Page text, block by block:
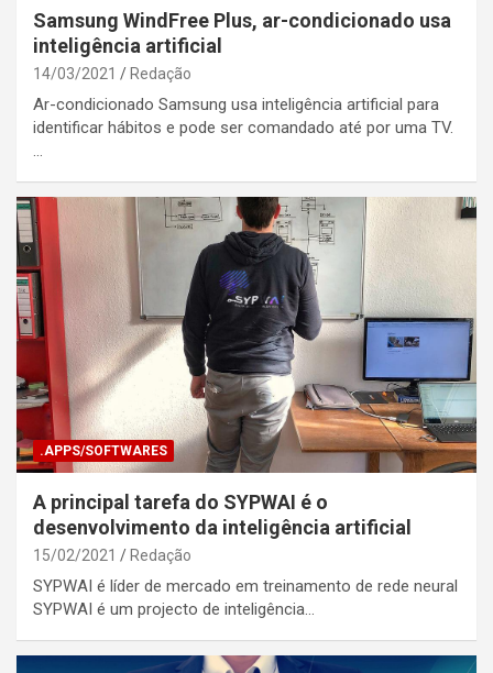
Samsung WindFree Plus, ar-condicionado usa
inteligência artificial
14/03/2021 Redação
Ar-condicionado Samsung usa inteligência artificial para
identificar hábitos e pode ser comandado até por uma TV.
…
.APPS/SOFTWARES
A principal tarefa do SYPWAI é o
desenvolvimento da inteligência artificial
15/02/2021 Redação
SYPWAI é líder de mercado em treinamento de rede neural
SYPWAI é um projecto de inteligência…